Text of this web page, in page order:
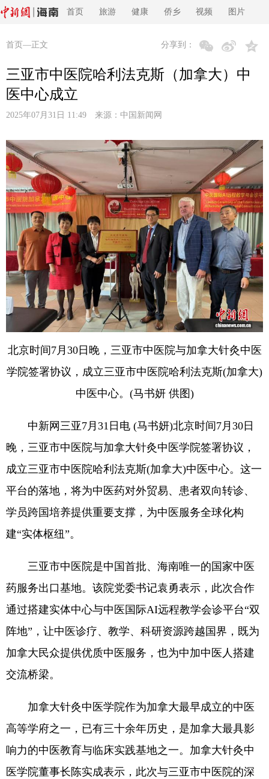
首页 旅游 健康 侨乡 视频 图片
首页 —正文 分享到：
三亚市中医院哈利法克斯（加拿大）中
医中心成立
2025年07月31日 11:49 来源： 中国新闻网
北京时间7月30日晚，三亚市中医院与加拿大针灸中医
学院签署协议，成立三亚市中医院哈利法克斯(加拿大)
中医中心。(马书妍 供图)
中新网三亚7月31日电 (马书妍)北京时间7月30日
晚，三亚市中医院与加拿大针灸中医学院签署协议，
成立三亚市中医院哈利法克斯(加拿大)中医中心。这一
平台的落地，将为中医药对外贸易、患者双向转诊、
学员跨国培养提供重要支撑，为中医服务全球化构
建“实体枢纽”。
三亚市中医院是中国首批、海南唯一的国家中医
药服务出口基地。该院党委书记袁勇表示，此次合作
通过搭建实体中心与中医国际AI远程教学会诊平台“双
阵地”，让中医诊疗、教学、科研资源跨越国界，既为
加拿大民众提供优质中医服务，也为中加中医人搭建
交流桥梁。
加拿大针灸中医学院作为加拿大最早成立的中医
高等学府之一，已有三十余年历史，是加拿大最具影
响力的中医教育与临床实践基地之一。加拿大针灸中
医学院董事长陈实成表示，此次与三亚市中医院的深